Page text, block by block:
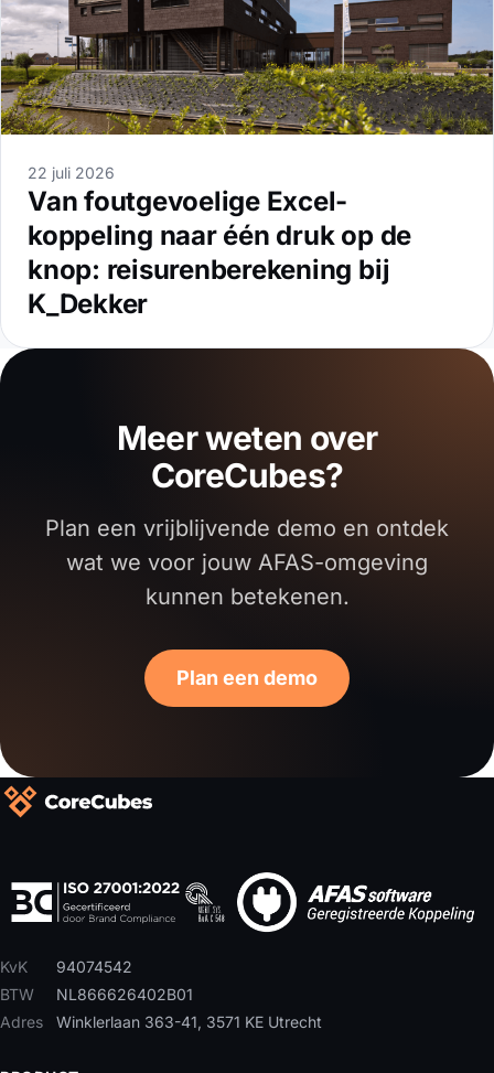
22 juli 2026
Van foutgevoelige Excel-
koppeling naar één druk op de
knop: reisurenberekening bij
K_Dekker
Meer weten over
CoreCubes?
Plan een vrijblijvende demo en ontdek
wat we voor jouw AFAS-omgeving
kunnen betekenen.
Plan een demo
KvK
94074542
BTW
NL866626402B01
Adres
Winklerlaan 363-41, 3571 KE Utrecht